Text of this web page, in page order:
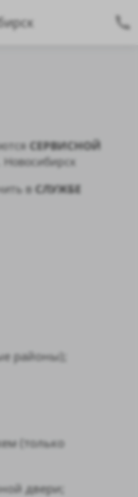
СЕРВИСНОЙ
вСЛУЖБЕ
районы);
(только
двери;